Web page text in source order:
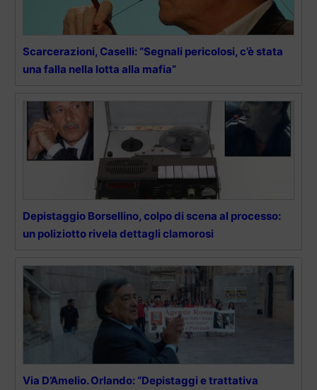
Scarcerazioni, Caselli: “Segnali pericolosi, c’è stata
una falla nella lotta alla mafia”
Depistaggio Borsellino, colpo di scena al processo:
un poliziotto rivela dettagli clamorosi
Via D’Amelio. Orlando: “Depistaggi e trattativa